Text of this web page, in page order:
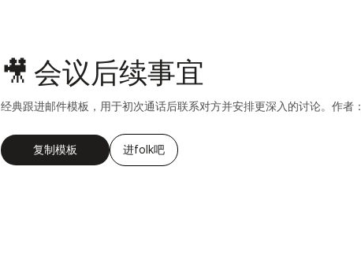
🎥 会议后续事宜
经典跟进邮件模板，用于初次通话后联系对方并安排更深入的讨论。作者：
复制模板 进folk吧